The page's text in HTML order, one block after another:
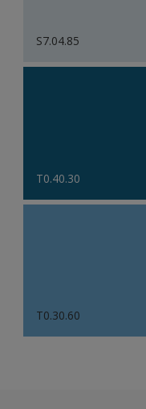
S7.04.85
T0.40.30
T0.30.60